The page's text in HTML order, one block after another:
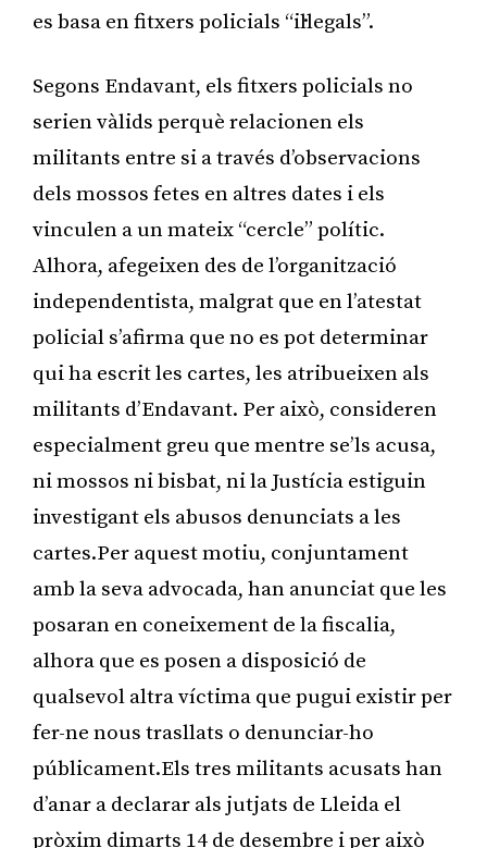
es basa en fitxers policials “il·legals”.
Segons Endavant, els fitxers policials no
serien vàlids perquè relacionen els
militants entre si a través d’observacions
dels mossos fetes en altres dates i els
vinculen a un mateix “cercle” polític.
Alhora, afegeixen des de l’organització
independentista, malgrat que en l’atestat
policial s’afirma que no es pot determinar
qui ha escrit les cartes, les atribueixen als
militants d’Endavant. Per això, consideren
especialment greu que mentre se’ls acusa,
ni mossos ni bisbat, ni la Justícia estiguin
investigant els abusos denunciats a les
cartes.Per aquest motiu, conjuntament
amb la seva advocada, han anunciat que les
posaran en coneixement de la fiscalia,
alhora que es posen a disposició de
qualsevol altra víctima que pugui existir per
fer-ne nous trasllats o denunciar-ho
públicament.Els tres militants acusats han
d’anar a declarar als jutjats de Lleida el
pròxim dimarts 14 de desembre i per això